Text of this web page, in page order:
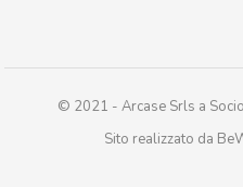
© 2021 - Arcase Srls a
Sito realizzato da